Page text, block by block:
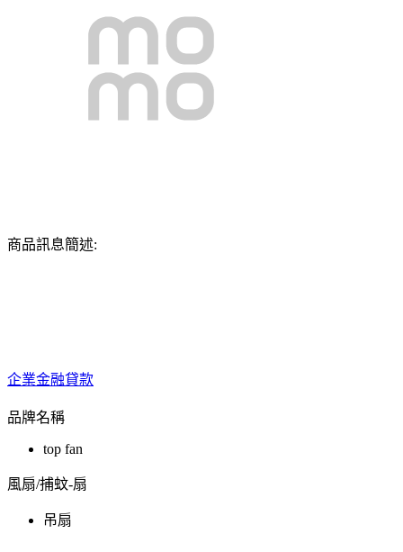
商品訊息簡述:
企業金融貸款
品牌名稱
top fan
風扇/捕蚊-扇
吊扇